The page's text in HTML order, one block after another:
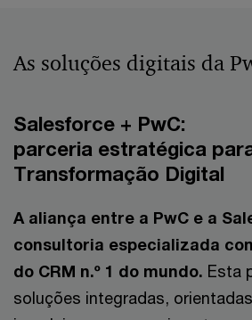
As soluções digitais da
Salesforce + PwC:
parceria estratégica
Transformação Digital
A aliança entre a PwC e a
consultoria especializada
do CRM n.º 1 do mundo. Esta
soluções integradas,